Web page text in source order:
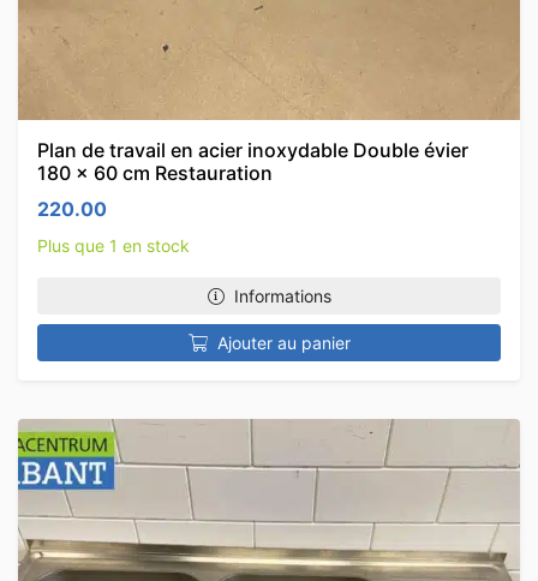
Plan de travail en acier inoxydable Double évier
180 x 60 cm Restauration
220.00
Plus que 1 en stock
Informations
Ajouter au panier